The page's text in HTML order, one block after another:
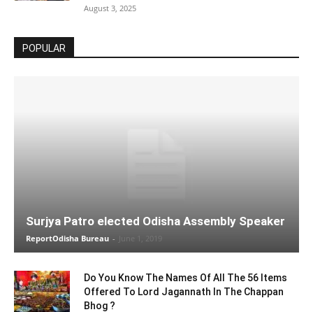
August 3, 2025
POPULAR
Surjya Patro elected Odisha Assembly Speaker
ReportOdisha Bureau - June 1, 2019
Do You Know The Names Of All The 56 Items
Offered To Lord Jagannath In The Chappan
Bhog ?